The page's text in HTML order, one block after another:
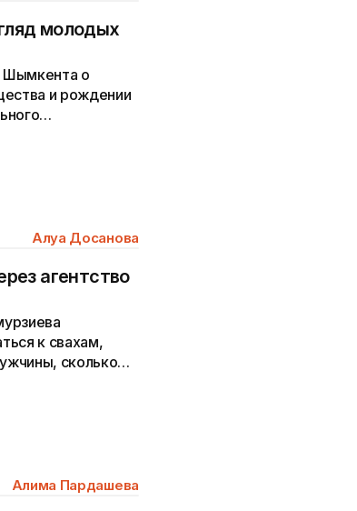
молодых
Шымкента о
и рождении
Алуа Досанова
агентство
к свахам,
сколько
Алима Пардашева